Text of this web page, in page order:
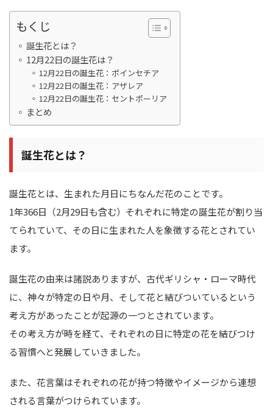
もくじ
誕生花とは？
12月22日の誕生花は？
12月22日の誕生花：ポインセチア
12月22日の誕生花：アザレア
12月22日の誕生花：セントポーリア
まとめ
誕生花とは？
誕生花とは、生まれた月日にちなんだ花のことです。
1年366日（2月29日も含む）それぞれに特定の誕生花が割り当
てられていて、その日に生まれた人を象徴する花とされてい
ます。
誕生花の由来は諸説ありますが、古代ギリシャ・ローマ時代
に、神々が特定の日や月、そして花と結びついているという
考え方があったことが起源の一つとされています。
その考え方が時を経て、それぞれの日に特定の花を結びつけ
る習慣へと発展していきました。
また、花言葉はそれぞれの花が持つ特徴やイメージから連想
される言葉がつけられています。